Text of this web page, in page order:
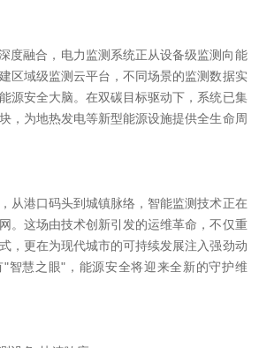
度融合，电力监测系统正从设备级监测向能
区域级监测云平台，不同场景的监测数据实
源安全大脑。在双碳目标驱动下，系统已集
，为地热发电等新型能源设施提供全生命周
从港口码头到城镇脉络，智能监测技术正在
。这场由技术创新引发的运维革命，不仅重
，更在为现代城市的可持续发展注入强劲动
"智慧之眼" ，能源安全将迎来全新的守护维